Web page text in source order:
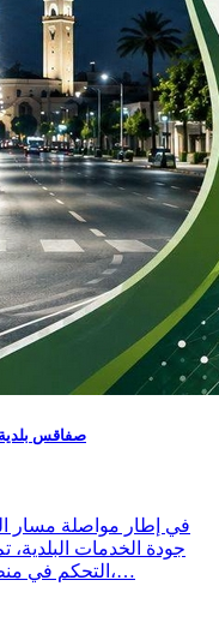
صفاقس بلدية
في إطار مواصلة مسار
جودة الخدمات البلدية،
التحكم في منظومة الإنارة العمومية الذكية ببلدية العين،…